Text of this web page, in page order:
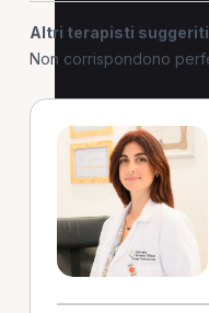
Altri terapisti suggeriti
Non corrispondono